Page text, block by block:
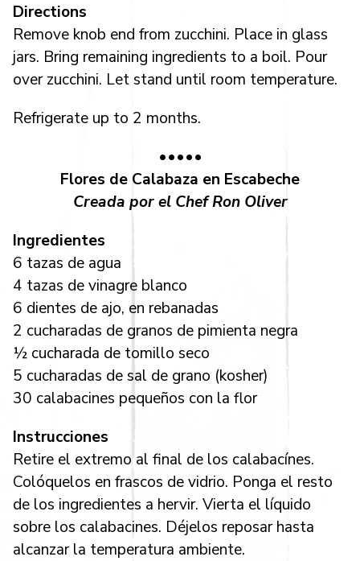
Directions
Remove knob end from zucchini. Place in glass
jars. Bring remaining ingredients to a boil. Pour
over zucchini. Let stand until room temperature.
Refrigerate up to 2 months.
•••••
Flores de Calabaza en Escabeche
Creada por el Chef Ron Oliver
Ingredientes
6 tazas de agua
4 tazas de vinagre blanco
6 dientes de ajo, en rebanadas
2 cucharadas de granos de pimienta negra
½ cucharada de tomillo seco
5 cucharadas de sal de grano (kosher)
30 calabacines pequeños con la flor
Instrucciones
Retire el extremo al final de los calabacínes.
Colóquelos en frascos de vidrio. Ponga el resto
de los ingredientes a hervir. Vierta el líquido
sobre los calabacines. Déjelos reposar hasta
alcanzar la temperatura ambiente.